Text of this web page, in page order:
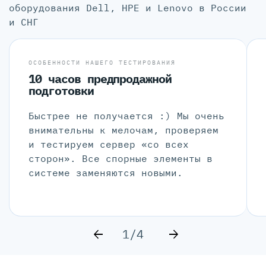
оборудования Dell, HPE и Lenovo в России
и СНГ
ОСОБЕННОСТИ НАШЕГО ТЕСТИРОВАНИЯ
10 часов предпродажной
подготовки
Быстрее не получается :) Мы очень
внимательны к мелочам, проверяем
и тестируем сервер «со всех
сторон». Все спорные элементы в
системе заменяются новыми.
1/4